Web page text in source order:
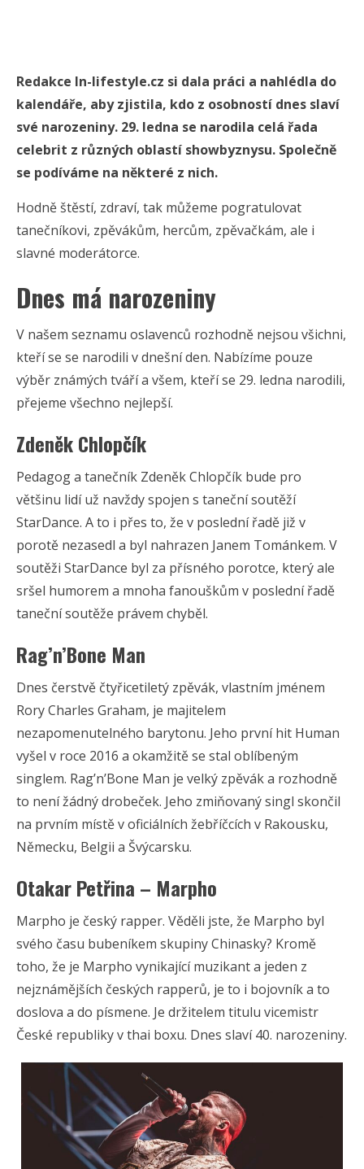
Redakce In-lifestyle.cz si dala práci a nahlédla do
kalendáře, aby zjistila, kdo z osobností dnes slaví
své narozeniny. 29. ledna se narodila celá řada
celebrit z různých oblastí showbyznysu. Společně
se podíváme na některé z nich.
Hodně štěstí, zdraví, tak můžeme pogratulovat
tanečníkovi, zpěvákům, hercům, zpěvačkám, ale i
slavné moderátorce.
Dnes má narozeniny
V našem seznamu oslavenců rozhodně nejsou všichni,
kteří se se narodili v dnešní den. Nabízíme pouze
výběr známých tváří a všem, kteří se 29. ledna narodili,
přejeme všechno nejlepší.
Zdeněk Chlopčík
Pedagog a tanečník Zdeněk Chlopčík bude pro
většinu lidí už navždy spojen s taneční soutěží
StarDance. A to i přes to, že v poslední řadě již v
porotě nezasedl a byl nahrazen Janem Tománkem. V
soutěži StarDance byl za přísného porotce, který ale
sršel humorem a mnoha fanouškům v poslední řadě
taneční soutěže právem chyběl.
Rag’n’Bone Man
Dnes čerstvě čtyřicetiletý zpěvák, vlastním jménem
Rory Charles Graham, je majitelem
nezapomenutelného barytonu. Jeho první hit Human
vyšel v roce 2016 a okamžitě se stal oblíbeným
singlem. Rag’n’Bone Man je velký zpěvák a rozhodně
to není žádný drobeček. Jeho zmiňovaný singl skončil
na prvním místě v oficiálních žebříčcích v Rakousku,
Německu, Belgii a Švýcarsku.
Otakar Petřina – Marpho
Marpho je český rapper. Věděli jste, že Marpho byl
svého času bubeníkem skupiny Chinasky? Kromě
toho, že je Marpho vynikající muzikant a jeden z
nejznámějších českých rapperů, je to i bojovník a to
doslova a do písmene. Je držitelem titulu vicemistr
České republiky v thai boxu. Dnes slaví 40. narozeniny.